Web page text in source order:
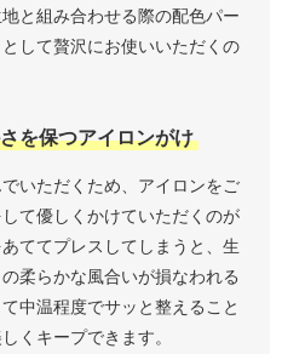
と組み合わせる際の配色パー
して贅沢にお使いいただくの
を保つアイロンがけ
いただくため、アイロンをご
て優しくかけていただくのが
ててプレスしてしまうと、生
柔らかな風合いが損なわれる
中温程度でサッと整えること
くキープできます。